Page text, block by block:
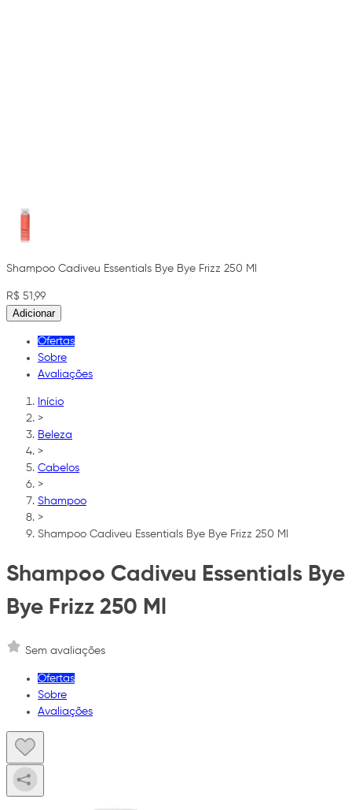
Shampoo Cadiveu Essentials Bye Bye Frizz 250 Ml
R$ 51,99
Adicionar
Ofertas
Sobre
Avaliações
Início
>
Beleza
>
Cabelos
>
Shampoo
>
Shampoo Cadiveu Essentials Bye Bye Frizz 250 Ml
Shampoo Cadiveu Essentials Bye
Bye Frizz 250 Ml
Sem avaliações
Ofertas
Sobre
Avaliações